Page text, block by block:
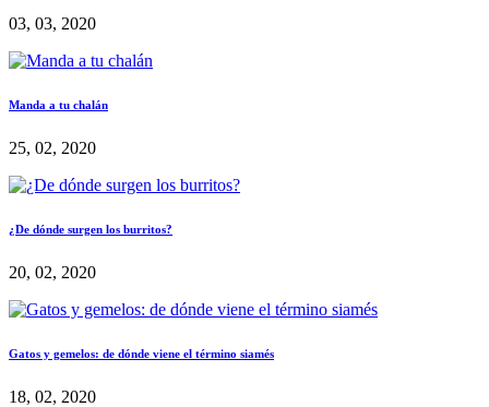
03, 03, 2020
Manda a tu chalán
25, 02, 2020
¿De dónde surgen los burritos?
20, 02, 2020
Gatos y gemelos: de dónde viene el término siamés
18, 02, 2020